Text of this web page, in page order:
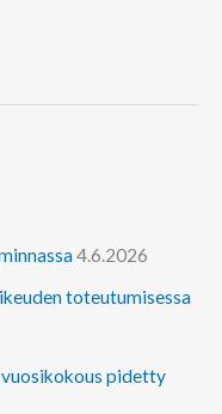
4.6.2026
toteutumisessa
pidetty